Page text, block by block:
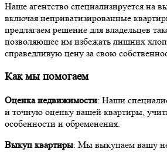
Наше агентство специализируется на
включая неприватизированные
предлагаем решение для владельцев
позволяющее им избежать лишних
справедливую цену за свою
Как мы помогаем
Оценка недвижимости: Наши
и точную оценку вашей квартиры,
особенности и обременения.
Выкуп квартиры: Мы выкупаем вашу